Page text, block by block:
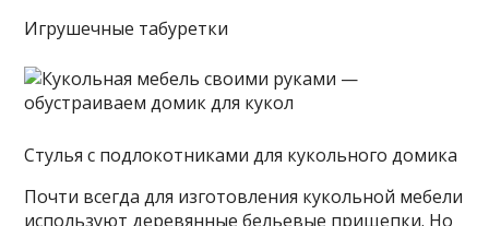
Игрушечные табуретки
Стулья с подлокотниками для кукольного домика
Почти всегда для изготовления кукольной мебели
используют деревянные бельевые прищепки. Но